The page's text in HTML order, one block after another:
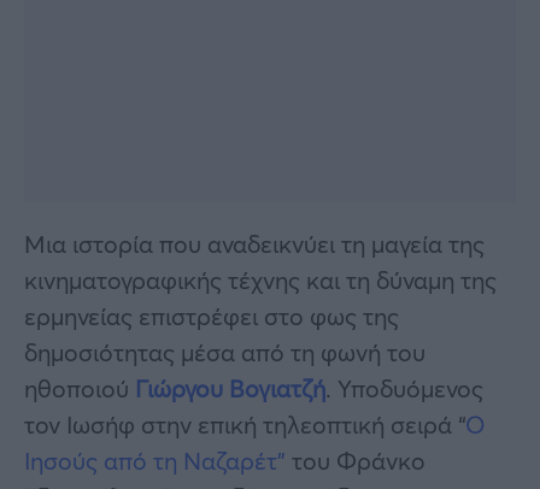
Μια ιστορία που αναδεικνύει τη μαγεία της
κινηματογραφικής τέχνης και τη δύναμη της
ερμηνείας επιστρέφει στο φως της
δημοσιότητας μέσα από τη φωνή του
ηθοποιού Γιώργου Βογιατζή. Υποδυόμενος
τον Ιωσήφ στην επική τηλεοπτική σειρά “Ο
Ιησούς από τη Ναζαρέτ” του Φράνκο